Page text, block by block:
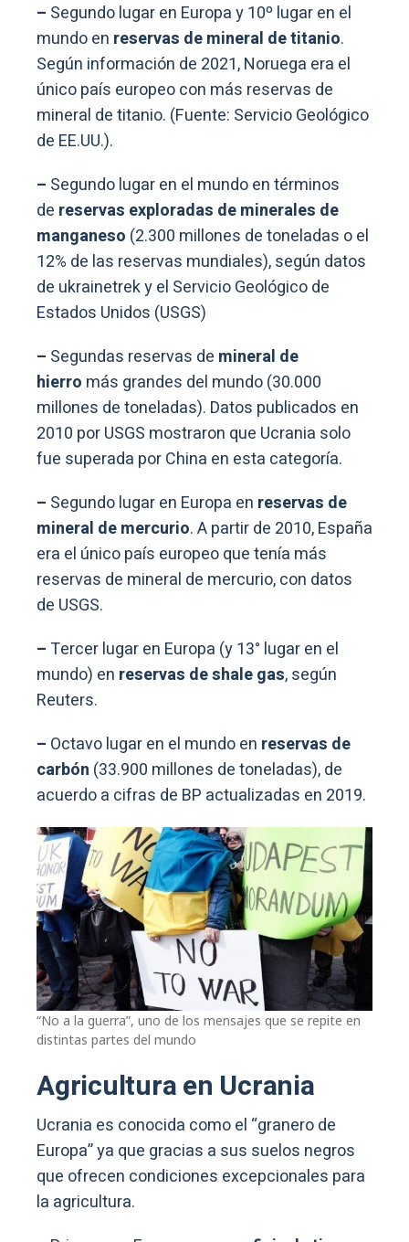
– Segundo lugar en Europa y 10º lugar en el
mundo en reservas de mineral de titanio.
Según información de 2021, Noruega era el
único país europeo con más reservas de
mineral de titanio. (Fuente: Servicio Geológico
de EE.UU.).
– Segundo lugar en el mundo en términos
de reservas exploradas de minerales de
manganeso (2.300 millones de toneladas o el
12% de las reservas mundiales), según datos
de ukrainetrek y el Servicio Geológico de
Estados Unidos (USGS)
– Segundas reservas de mineral de
hierro más grandes del mundo (30.000
millones de toneladas). Datos publicados en
2010 por USGS mostraron que Ucrania solo
fue superada por China en esta categoría.
– Segundo lugar en Europa en reservas de
mineral de mercurio. A partir de 2010, España
era el único país europeo que tenía más
reservas de mineral de mercurio, con datos
de USGS.
– Tercer lugar en Europa (y 13° lugar en el
mundo) en reservas de shale gas, según
Reuters.
– Octavo lugar en el mundo en reservas de
carbón (33.900 millones de toneladas), de
acuerdo a cifras de BP actualizadas en 2019.
“No a la guerra”, uno de los mensajes que se repite en
distintas partes del mundo
Agricultura en Ucrania
Ucrania es conocida como el “granero de
Europa” ya que gracias a sus suelos negros
que ofrecen condiciones excepcionales para
la agricultura.